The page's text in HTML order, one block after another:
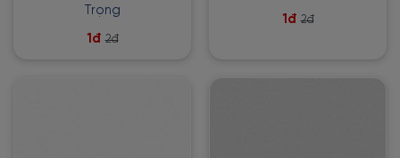
Trọng
1đ 2đ
1đ 2đ